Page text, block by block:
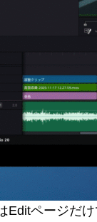
Editページだ